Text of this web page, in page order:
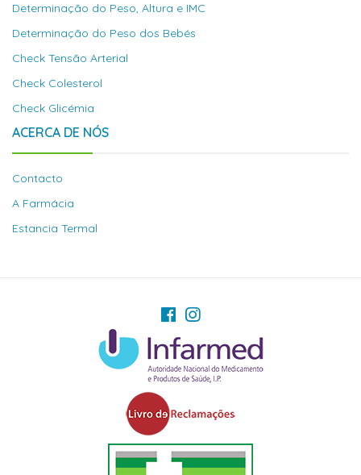
Determinação do Peso, Altura e IMC
Determinação do Peso dos Bebés
Check Tensão Arterial
Check Colesterol
Check Glicémia
ACERCA DE NÓS
Contacto
A Farmácia
Estancia Termal